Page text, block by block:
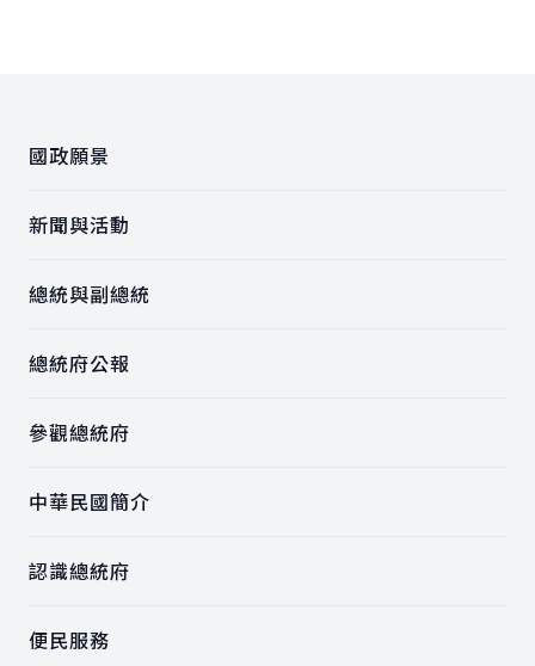
國政願景
新聞與活動
總統與副總統
總統府公報
參觀總統府
中華民國簡介
認識總統府
便民服務